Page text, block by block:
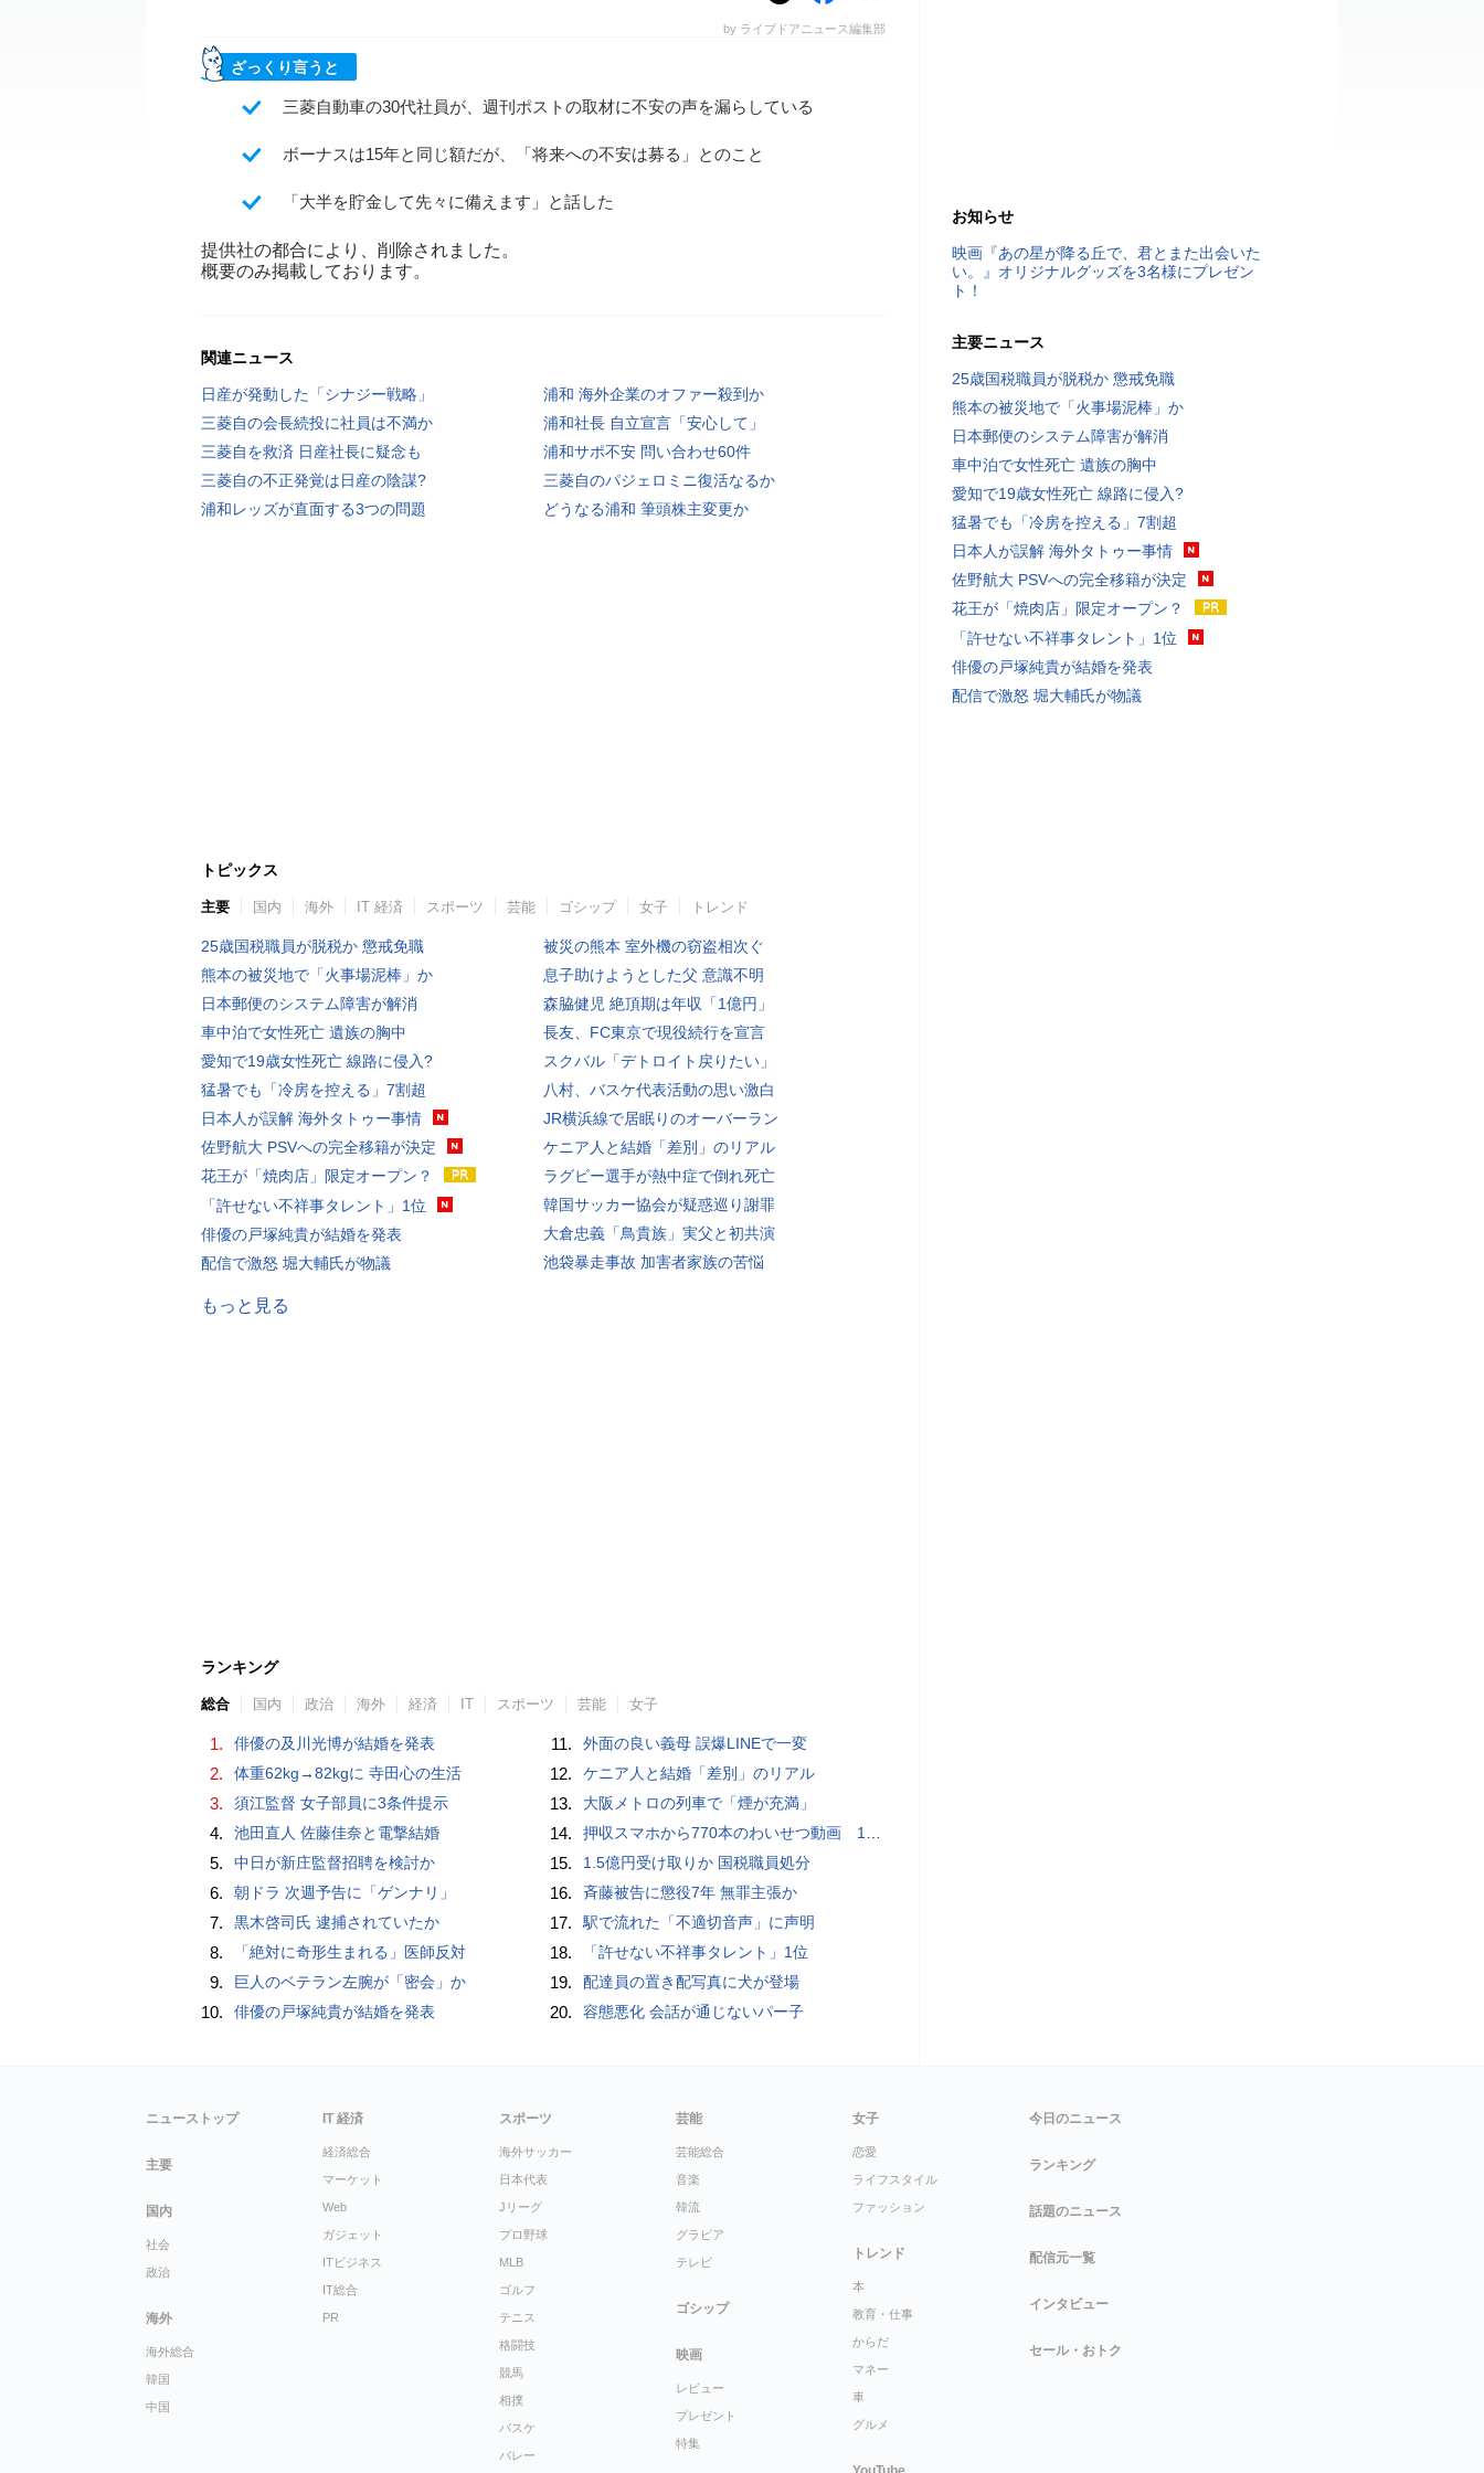
by ライブドアニュース編集部
ざっくり言うと
三菱自動車の30代社員が、週刊ポストの取材に不安の声を漏らしている
ボーナスは15年と同じ額だが、「将来への不安は募る」とのこと
「大半を貯金して先々に備えます」と話した
提供社の都合により、削除されました。
概要のみ掲載しております。
関連ニュース
日産が発動した「シナジー戦略」
浦和 海外企業のオファー殺到か
三菱自の会長続投に社員は不満か
浦和社長 自立宣言「安心して」
三菱自を救済 日産社長に疑念も
浦和サポ不安 問い合わせ60件
三菱自の不正発覚は日産の陰謀?
三菱自のパジェロミニ復活なるか
浦和レッズが直面する3つの問題
どうなる浦和 筆頭株主変更か
トピックス
主要 国内 海外 IT 経済 スポーツ 芸能 ゴシップ 女子 トレンド
25歳国税職員が脱税か 懲戒免職
熊本の被災地で「火事場泥棒」か
日本郵便のシステム障害が解消
車中泊で女性死亡 遺族の胸中
愛知で19歳女性死亡 線路に侵入?
猛暑でも「冷房を控える」7割超
日本人が誤解 海外タトゥー事情
佐野航大 PSVへの完全移籍が決定
花王が「焼肉店」限定オープン？
「許せない不祥事タレント」1位
俳優の戸塚純貴が結婚を発表
配信で激怒 堀大輔氏が物議
被災の熊本 室外機の窃盗相次ぐ
息子助けようとした父 意識不明
森脇健児 絶頂期は年収「1億円」
長友、FC東京で現役続行を宣言
スクバル「デトロイト戻りたい」
八村、バスケ代表活動の思い激白
JR横浜線で居眠りのオーバーラン
ケニア人と結婚「差別」のリアル
ラグビー選手が熱中症で倒れ死亡
韓国サッカー協会が疑惑巡り謝罪
大倉忠義「鳥貴族」実父と初共演
池袋暴走事故 加害者家族の苦悩
もっと見る
ランキング
総合 国内 政治 海外 経済 IT スポーツ 芸能 女子
1. 俳優の及川光博が結婚を発表
2. 体重62kg→82kgに 寺田心の生活
3. 須江監督 女子部員に3条件提示
4. 池田直人 佐藤佳奈と電撃結婚
5. 中日が新庄監督招聘を検討か
6. 朝ドラ 次週予告に「ゲンナリ」
7. 黒木啓司氏 逮捕されていたか
8. 「絶対に奇形生まれる」医師反対
9. 巨人のベテラン左腕が「密会」か
10. 俳優の戸塚純貴が結婚を発表
11. 外面の良い義母 誤爆LINEで一変
12. ケニア人と結婚「差別」のリアル
13. 大阪メトロの列車で「煙が充満」
14. 押収スマホから770本のわいせつ動画 15歳少女に酒と薬飲ませ性的暴行か 54歳男を再逮捕 「薬もありますよ」とSNSで誘い出し
15. 1.5億円受け取りか 国税職員処分
16. 斉藤被告に懲役7年 無罪主張か
17. 駅で流れた「不適切音声」に声明
18. 「許せない不祥事タレント」1位
19. 配達員の置き配写真に犬が登場
20. 容態悪化 会話が通じないパー子
お知らせ
映画『あの星が降る丘で、君とまた出会いた
い。』オリジナルグッズを3名様にプレゼン
ト！
主要ニュース
25歳国税職員が脱税か 懲戒免職
熊本の被災地で「火事場泥棒」か
日本郵便のシステム障害が解消
車中泊で女性死亡 遺族の胸中
愛知で19歳女性死亡 線路に侵入?
猛暑でも「冷房を控える」7割超
日本人が誤解 海外タトゥー事情
佐野航大 PSVへの完全移籍が決定
花王が「焼肉店」限定オープン？
「許せない不祥事タレント」1位
俳優の戸塚純貴が結婚を発表
配信で激怒 堀大輔氏が物議
ニューストップ
主要
国内
社会
政治
海外
海外総合
韓国
中国
IT 経済
経済総合
マーケット
Web
ガジェット
ITビジネス
IT総合
PR
スポーツ
海外サッカー
日本代表
Jリーグ
プロ野球
MLB
ゴルフ
テニス
格闘技
競馬
相撲
バスケ
バレー
芸能
芸能総合
音楽
韓流
グラビア
テレビ
ゴシップ
映画
レビュー
プレゼント
特集
女子
恋愛
ライフスタイル
ファッション
トレンド
本
教育・仕事
からだ
マネー
車
グルメ
今日のニュース
ランキング
話題のニュース
配信元一覧
インタビュー
セール・おトク